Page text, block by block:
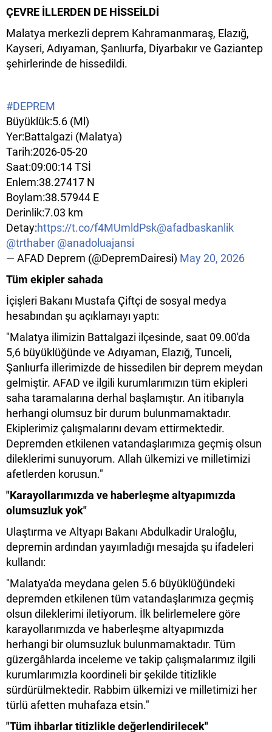
ÇEVRE İLLERDEN DE HİSSEİLDİ
Malatya merkezli deprem Kahramanmaraş, Elazığ,
Kayseri, Adıyaman, Şanlıurfa, Diyarbakır ve Gaziantep
şehirlerinde de hissedildi.
#DEPREM
Büyüklük:5.6 (Ml)
Yer:Battalgazi (Malatya)
Tarih:2026-05-20
Saat:09:00:14 TSİ
Enlem:38.27417 N
Boylam:38.57944 E
Derinlik:7.03 km
Detay:https://t.co/f4MUmldPsk@afadbaskanlik
@trthaber @anadoluajansi
— AFAD Deprem (@DepremDairesi) May 20, 2026
Tüm ekipler sahada
İçişleri Bakanı Mustafa Çiftçi de sosyal medya
hesabından şu açıklamayı yaptı:
"Malatya ilimizin Battalgazi ilçesinde, saat 09.00'da
5,6 büyüklüğünde ve Adıyaman, Elazığ, Tunceli,
Şanlıurfa illerimizde de hissedilen bir deprem meydan
gelmiştir. AFAD ve ilgili kurumlarımızın tüm ekipleri
saha taramalarına derhal başlamıştır. An itibarıyla
herhangi olumsuz bir durum bulunmamaktadır.
Ekiplerimiz çalışmalarını devam ettirmektedir.
Depremden etkilenen vatandaşlarımıza geçmiş olsun
dileklerimi sunuyorum. Allah ülkemizi ve milletimizi
afetlerden korusun."
"Karayollarımızda ve haberleşme altyapımızda
olumsuzluk yok"
Ulaştırma ve Altyapı Bakanı Abdulkadir Uraloğlu,
depremin ardından yayımladığı mesajda şu ifadeleri
kullandı:
"Malatya'da meydana gelen 5.6 büyüklüğündeki
depremden etkilenen tüm vatandaşlarımıza geçmiş
olsun dileklerimi iletiyorum. İlk belirlemelere göre
karayollarımızda ve haberleşme altyapımızda
herhangi bir olumsuzluk bulunmamaktadır. Tüm
güzergâhlarda inceleme ve takip çalışmalarımız ilgili
kurumlarımızla koordineli bir şekilde titizlikle
sürdürülmektedir. Rabbim ülkemizi ve milletimizi her
türlü afetten muhafaza etsin."
"Tüm ihbarlar titizlikle değerlendirilecek"